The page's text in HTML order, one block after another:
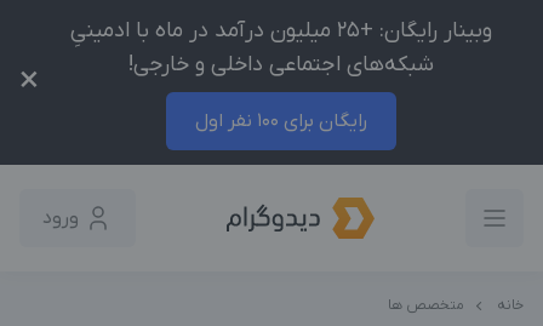
وبینار رایگان: +25 میلیون درآمد در ماه با ادمینیِ
شبکه‌های اجتماعی داخلی و خارجی!
رایگان برای 100 نفر اول
×
ورود
خانه متخصص ها